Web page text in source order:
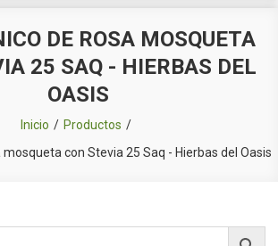
DE ROSA MOSQUETA
25 SAQ - HIERBAS DEL
OASIS
Inicio
Productos
mosqueta con Stevia 25 Saq - Hierbas del Oasis